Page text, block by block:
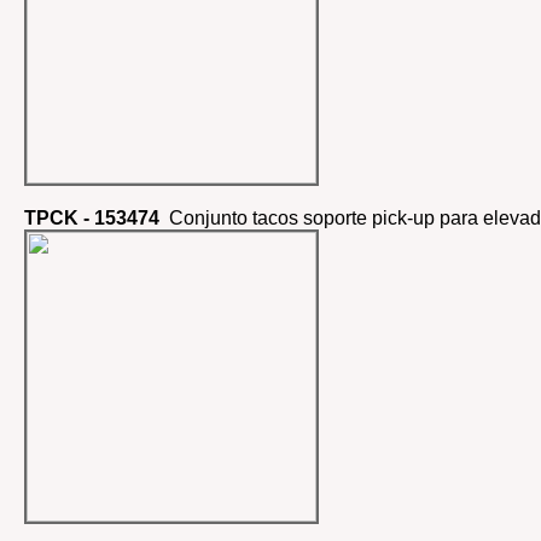
TPCK - 153474 Conjunto tacos soporte pick-up para